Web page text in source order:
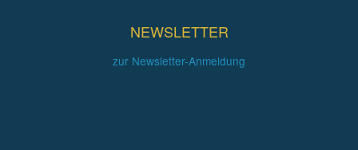
NEWSLETTER
zur Newsletter-Anmeldung